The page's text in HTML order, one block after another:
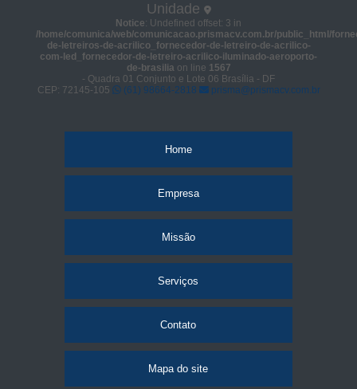
Unidade
Notice: Undefined offset: 3 in
/home/comunica/web/comunicacao.prismacv.com.br/public_html/
de-letreiros-de-acrilico_fornecedor-de-letreiro-de-acrilico-
com-led_fornecedor-de-letreiro-acrilico-iluminado-aeroporto-
de-brasiliaon line 1567
- Quadra 01 Conjunto e Lote 06 Brasília - DF
CEP: 72145-105
(61) 98664-2818 prisma@prismacv.com.br
Home
Empresa
Missão
Serviços
Contato
Mapa do site